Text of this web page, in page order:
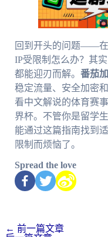
回到开头的问题——在
IP受限制怎么办？其
都能迎刃而解。 番茄
稳定流量、安全加密
看中文解说的体育赛
界杯。不管你是留学
能通过这篇指南找到
限制而烦恼了。
Spread the love
← 前一篇文章